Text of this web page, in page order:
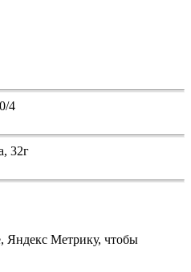
4
32г
Яндекс Метрику, чтобы